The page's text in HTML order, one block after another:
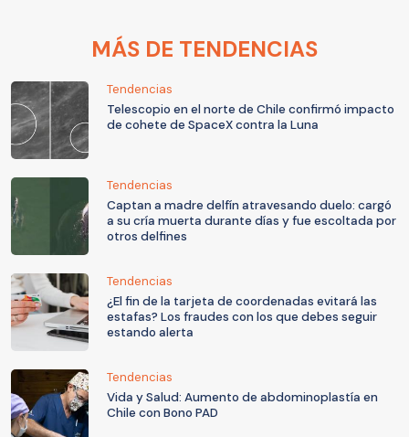
MÁS DE TENDENCIAS
Tendencias
Telescopio en el norte de Chile confirmó impacto
de cohete de SpaceX contra la Luna
Tendencias
Captan a madre delfín atravesando duelo: cargó
a su cría muerta durante días y fue escoltada por
otros delfines
Tendencias
¿El fin de la tarjeta de coordenadas evitará las
estafas? Los fraudes con los que debes seguir
estando alerta
Tendencias
Vida y Salud: Aumento de abdominoplastía en
Chile con Bono PAD